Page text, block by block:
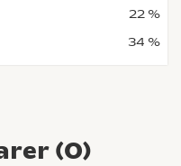
22 %
34 %
(0)